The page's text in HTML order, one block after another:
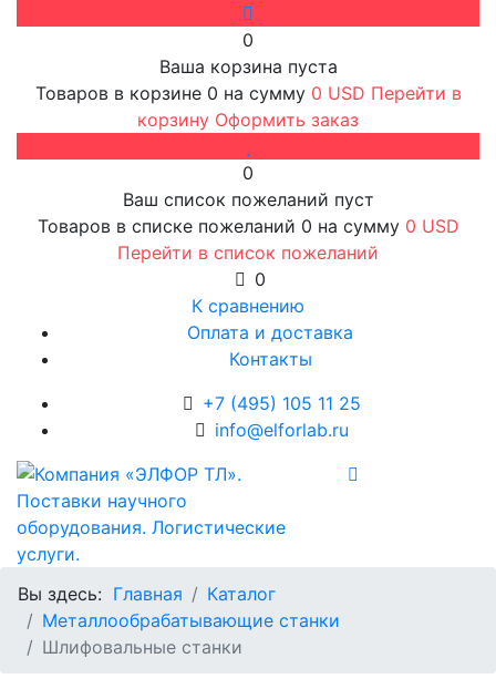
0
Ваша корзина пуста
Товаров в корзине 0 на сумму 0 USD Перейти в
корзину Оформить заказ
0
Ваш список пожеланий пуст
Товаров в списке пожеланий 0 на сумму 0 USD
Перейти в список пожеланий
0
К сравнению
Оплата и доставка
Контакты
+7 (495) 105 11 25
info@elforlab.ru
Вы здесь: Главная
Каталог
Металлообрабатывающие станки
Шлифовальные станки